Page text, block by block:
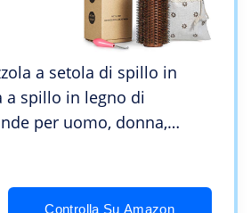
a setola di spillo in
a spillo in legno di
per uomo, donna,
a soffio, Aggiunta di
Controlla Su Amazon